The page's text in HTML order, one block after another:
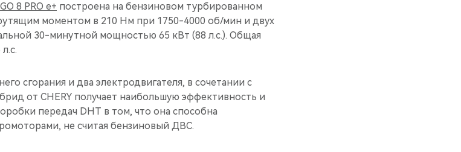
8 PRO e+ построена на бензиновом турбированном
моментом в 210 Нм при 1750-4000 об/мин и двух
30-минутной мощностью 65 кВт (88 л.с.). Общая
сгорания и два электродвигателя, в сочетании с
от CHERY получает наибольшую эффективность и
передач DHT в том, что она способна
не считая бензиновый ДВС.